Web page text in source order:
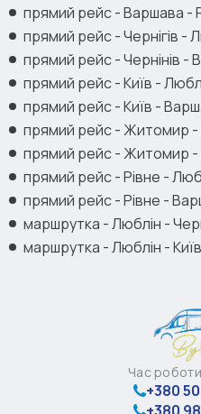
прямий рейс - Варшава -
прямий рейс - Чернігів -
прямий рейс - Чернінів -
прямий рейс - Київ -
прямий рейс - Київ -
прямий рейс - Житомир -
прямий рейс - Житомир -
прямий рейс - Рівне -
прямий рейс - Рівне -
маршрутка - Люблін -
маршрутка - Люблін - Київ
Час
+380